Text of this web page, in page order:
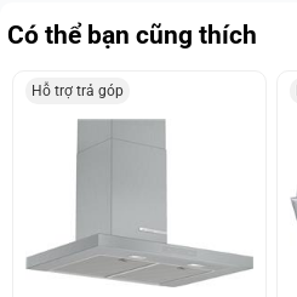
Có thể bạn cũng thích
Hỗ trợ trả góp